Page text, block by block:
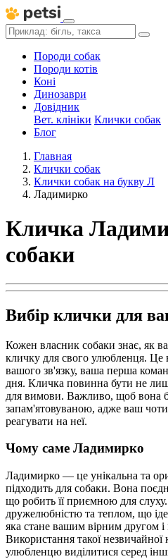
Породи собак
Породи котів
Коні
Динозаври
Довідник
Вет. клініки Клички собак
Блог
Главная
Клички собак
Клички собак на букву Л
Ладимирко
Кличка
собаки
Вибір клички для
Кожен власник собаки знає, як
кличку для свого улюбленця. Це
вашого зв'язку, ваша перша
дня. Кличка повинна бути не
для вимови. Важливо, щоб вона
запам'ятовуваною, адже ваш
реагувати на неї.
Чому саме Ладимирко
Ладимирко — це унікальна та
підходить для собаки. Вона
що робить її приємною для
дружелюбністю та теплом, що
яка стане вашим вірним другом
Використання такої
улюбленцю виділитися серед